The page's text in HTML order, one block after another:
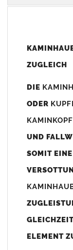
Unsere
800mm x 740-
angefertigt werden
(siehe Bild/
nicht passen dann
bis 500mm
80mm
ZUGLEICH
DIE
ODER
KAMINKOPF
UND
SOMIT
ELEMENT